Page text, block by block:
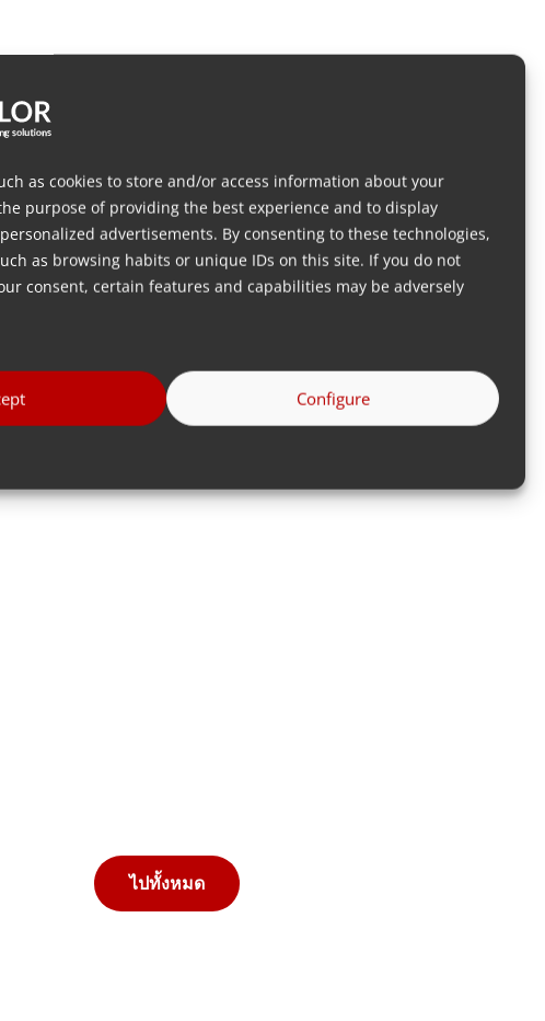
as cookies to store and/or access information about your
purpose of providing the best experience and to display
advertisements. By consenting to these technologies,
as browsing habits or unique IDs on this site. If you do not
consent, certain features and capabilities may be adversely
Configure
ไปทั้งหมด